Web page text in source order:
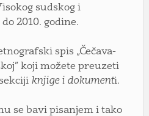
sudskog i
2010. godine.
spis „Čečava-
koji možete preuzeti
knjige i dokumenti.
se bavi pisanjem i tako